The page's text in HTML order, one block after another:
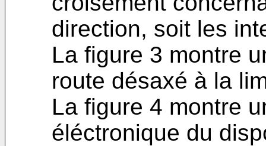
direction, soit les
La figure 3 montre
route désaxé à la
La figure 4 montre
éléctronique du